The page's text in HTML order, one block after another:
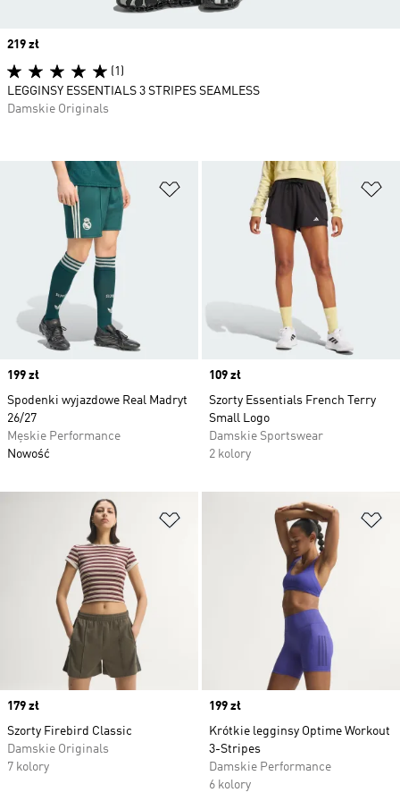
Dodaj do listy życzeń
Price
199 zł
Spodenki wyjazdowe Real Madryt
26/27
Męskie Performance
Nowość
Price
109 zł
Szorty Essentials French Terry
Small Logo
Damskie Sportswear
2 kolory
Dodaj do listy życzeń
Price
179 zł
Szorty Firebird Classic
Damskie Originals
7 kolory
Price
199 zł
Krótkie legginsy Optime Workout
3-Stripes
Damskie Performance
6 kolory
Price
219 zł
(1)
LEGGINSY ESSENTIALS 3 STRIPES SEAMLESS
Damskie Originals